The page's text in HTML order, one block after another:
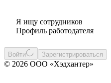
Я ищу сотрудников
Профиль работодателя
Войти Зарегистрироваться
© 2026 ООО «Хэдхантер»